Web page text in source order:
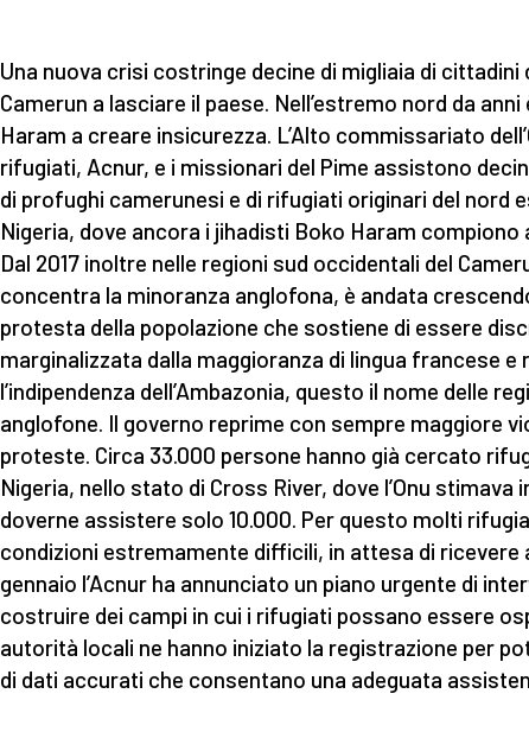
Una nuova crisi costringe decine di migliaia di cittadini
Camerun a lasciare il paese. Nell’estremo nord da anni
Haram a creare insicurezza. L’Alto commissariato
rifugiati, Acnur, e i missionari del Pime assistono
di profughi camerunesi e di rifugiati originari del nord
Nigeria, dove ancora i jihadisti Boko Haram
Dal 2017 inoltre nelle regioni sud occidentali del
concentra la minoranza anglofona, è andata
protesta della popolazione che sostiene di essere
marginalizzata dalla maggioranza di lingua francese e
l’indipendenza dell’Ambazonia, questo il nome delle
anglofone. Il governo reprime con sempre maggiore
proteste. Circa 33.000 persone hanno già cercato
Nigeria, nello stato di Cross River, dove l’Onu stimava
doverne assistere solo 10.000. Per questo molti
condizioni estremamente difficili, in attesa di ricevere
gennaio l’Acnur ha annunciato un piano urgente di
costruire dei campi in cui i rifugiati possano essere
autorità locali ne hanno iniziato la registrazione per
di dati accurati che consentano una adeguata